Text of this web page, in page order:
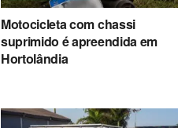
Motocicleta com chassi
suprimido é apreendida em
Hortolândia